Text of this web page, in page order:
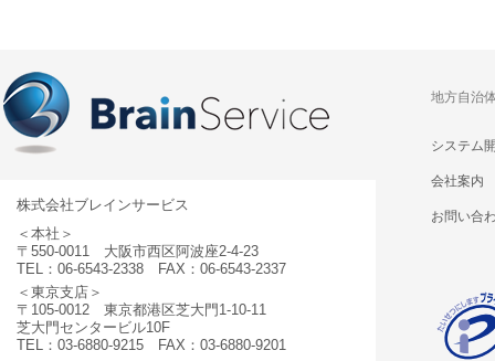
株式会社ブレインサービス
＜本社＞
〒550-0011 大阪市西区阿波座2-4-23
TEL：06-6543-2338 FAX：06-6543-2337
＜東京支店＞
〒105-0012 東京都港区芝大門1-10-11
芝大門センタービル10F
TEL：03-6880-9215 FAX：03-6880-9201
地方自治
システム
会社案内
お問い合